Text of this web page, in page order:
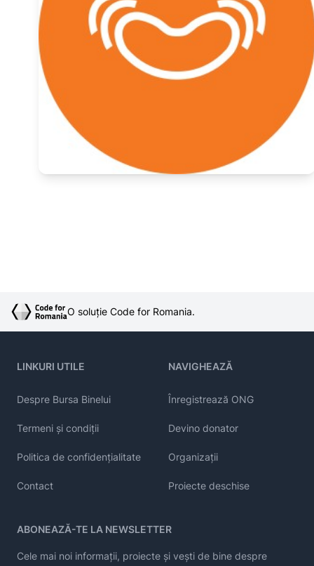
O soluție Code for Romania.
LINKURI UTILE
Despre Bursa Binelui
Termeni și condiții
Politica de confidențialitate
Contact
NAVIGHEAZĂ
Înregistrează ONG
Devino donator
Organizații
Proiecte deschise
ABONEAZĂ-TE LA NEWSLETTER
Cele mai noi informații, proiecte și vești de bine despre